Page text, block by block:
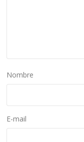
Nombre
E-mail